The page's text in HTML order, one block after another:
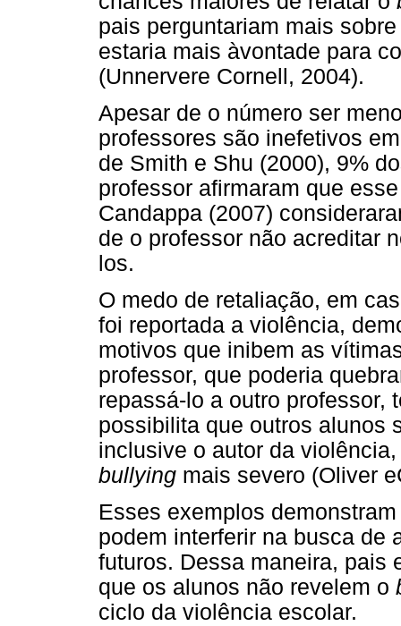
pais perguntariam mais
estaria mais àvontade para
(Unnervere Cornell, 2004).
Apesar de o número ser
professores são inefetivos
de Smith e Shu (2000), 9%
professor afirmaram que
Candappa (2007)
de o professor não acreditar
los.
O medo de retaliação, em
foi reportada a violência,
motivos que inibem as
professor, que poderia
repassá-lo a outro professor,
possibilita que outros alunos
inclusive o autor da
bullying mais severo (Oliver
Esses exemplos
podem interferir na busca de
futuros. Dessa maneira, pais
que os alunos não revelem o
ciclo da violência escolar.